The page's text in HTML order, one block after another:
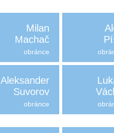
Milan
Machač
obránce
Aleksander
Suvorov
obránce